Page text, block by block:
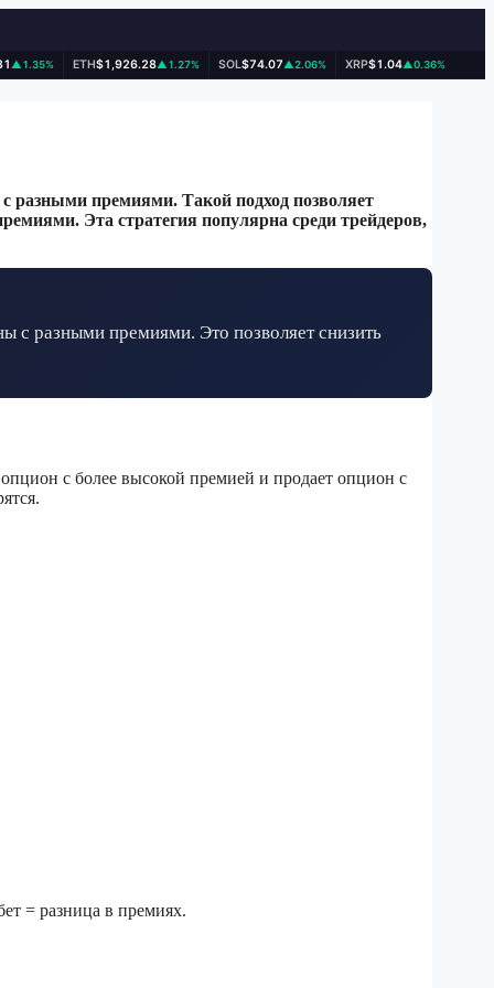
▲1.35% ETH$1,926.28▲1.27% SOL$74.07▲2.06% XRP$1.04▲0.36%
разными премиями. Такой подход позволяет
Эта стратегия популярна среди трейдеров,
с разными премиями. Это позволяет снизить
с более высокой премией и продает опцион с
= разница в премиях.